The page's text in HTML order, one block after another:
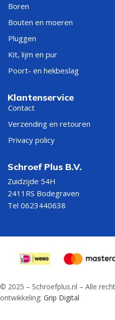
Boren
Bouten en moeren
Pluggen
Kit, lijm en pur
Poort- en hekbeslag
Klantenservice
Contact
Verzending en retouren
Privacy policy
Schroef Plus B.V.
Zuidzijde 54H
2411RS Bodegraven
Tel 0623440638
© 2025 – Schroefplus.nl – Alle
ontwikkeling: Grip Digital